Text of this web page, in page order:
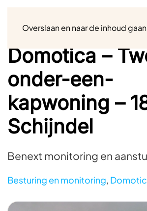
Overslaan en naar de inhoud gaan
Domotica –
onder-een-
kapwoning –
Schijndel
Benext monitoring en
Besturing en monitoring,